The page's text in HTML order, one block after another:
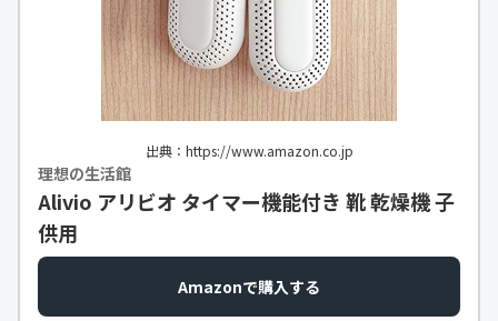
出典：https://www.amazon.co.jp
理想の生活館
Alivio アリビオ タイマー機能付き 靴 乾燥機 子
供用
Amazonで購入する